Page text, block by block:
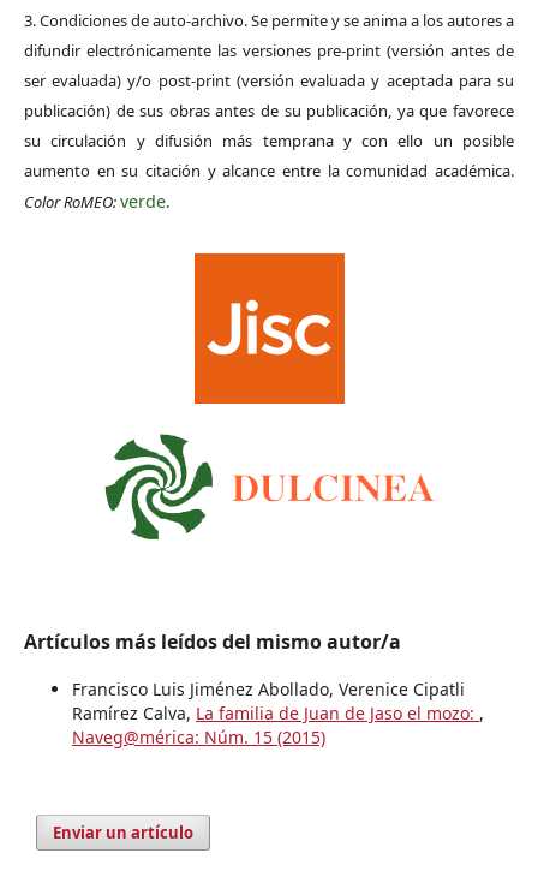
3. Condiciones de auto-archivo. Se permite y se anima a los autores a
difundir electrónicamente las versiones pre-print (versión antes de
ser evaluada) y/o post-print (versión evaluada y aceptada para su
publicación) de sus obras antes de su publicación, ya que favorece
su circulación y difusión más temprana y con ello un posible
aumento en su citación y alcance entre la comunidad académica.
Color RoMEO:verde.
Artículos más leídos del mismo autor/a
Francisco Luis Jiménez Abollado, Verenice Cipatli
Ramírez Calva, La familia de Juan de Jaso el mozo: ,
Naveg@mérica: Núm. 15 (2015)
Enviar un artículo